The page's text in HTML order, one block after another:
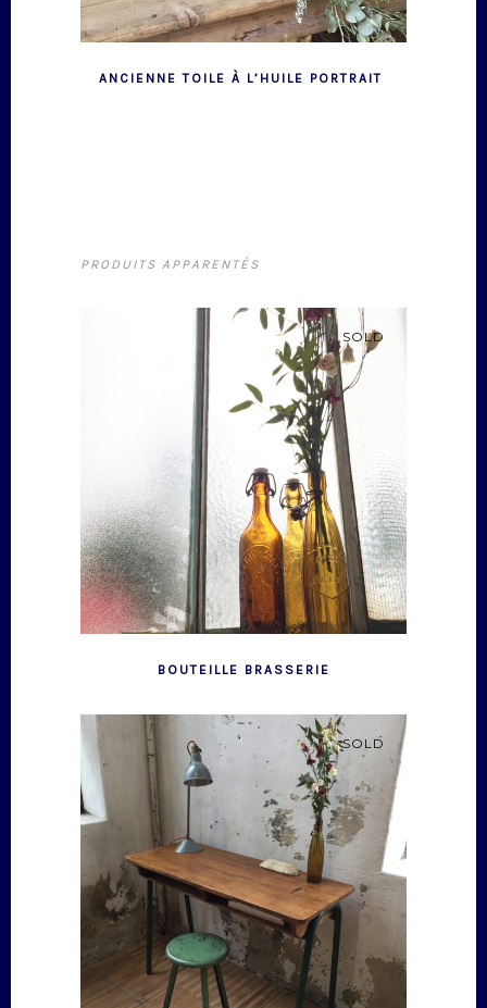
ANCIENNE TOILE À L’HUILE PORTRAIT
PRODUITS APPARENTÉS
SOLD
BOUTEILLE BRASSERIE
SOLD